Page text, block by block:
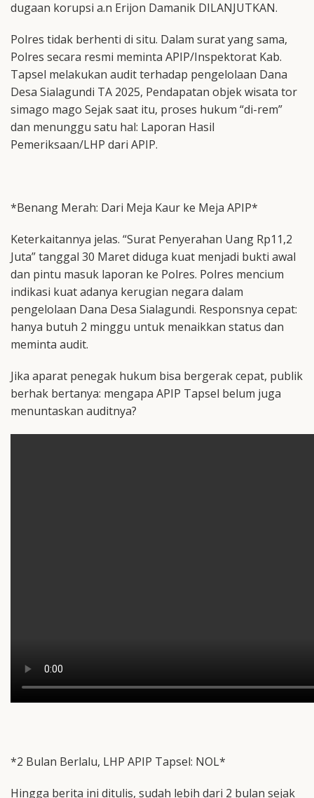
dugaan korupsi a.n Erijon Damanik DILANJUTKAN.
Polres tidak berhenti di situ. Dalam surat yang sama,
Polres secara resmi meminta APIP/Inspektorat Kab.
Tapsel melakukan audit terhadap pengelolaan Dana
Desa Sialagundi TA 2025, Pendapatan objek wisata tor
simago mago Sejak saat itu, proses hukum “di-rem”
dan menunggu satu hal: Laporan Hasil
Pemeriksaan/LHP dari APIP.
*Benang Merah: Dari Meja Kaur ke Meja APIP*
Keterkaitannya jelas. “Surat Penyerahan Uang Rp11,2
Juta” tanggal 30 Maret diduga kuat menjadi bukti awal
dan pintu masuk laporan ke Polres. Polres mencium
indikasi kuat adanya kerugian negara dalam
pengelolaan Dana Desa Sialagundi. Responsnya cepat:
hanya butuh 2 minggu untuk menaikkan status dan
meminta audit.
Jika aparat penegak hukum bisa bergerak cepat, publik
berhak bertanya: mengapa APIP Tapsel belum juga
menuntaskan auditnya?
*2 Bulan Berlalu, LHP APIP Tapsel: NOL*
Hingga berita ini ditulis, sudah lebih dari 2 bulan sejak